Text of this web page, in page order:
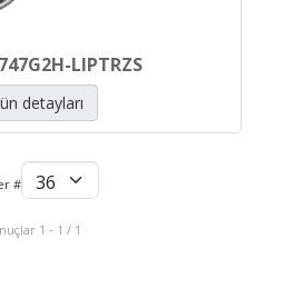
LIPTRZS
detayları
#
1 - 1 / 1